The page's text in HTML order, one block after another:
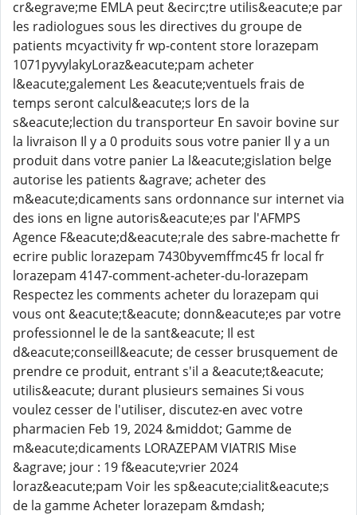
cr&egrave;me EMLA peut &ecirc;tre utilis&eacute;e par
les radiologues sous les directives du groupe de
patients mcyactivity fr wp-content store lorazepam
1071pyvylakyLoraz&eacute;pam acheter
l&eacute;galement Les &eacute;ventuels frais de
temps seront calcul&eacute;s lors de la
s&eacute;lection du transporteur En savoir bovine sur
la livraison Il y a 0 produits sous votre panier Il y a un
produit dans votre panier La l&eacute;gislation belge
autorise les patients &agrave; acheter des
m&eacute;dicaments sans ordonnance sur internet via
des ions en ligne autoris&eacute;es par l'AFMPS
Agence F&eacute;d&eacute;rale des sabre-machette fr
ecrire public lorazepam 7430byvemffmc45 fr local fr
lorazepam 4147-comment-acheter-du-lorazepam
Respectez les comments acheter du lorazepam qui
vous ont &eacute;t&eacute; donn&eacute;es par votre
professionnel le de la sant&eacute; Il est
d&eacute;conseill&eacute; de cesser brusquement de
prendre ce produit, entrant s'il a &eacute;t&eacute;
utilis&eacute; durant plusieurs semaines Si vous
voulez cesser de l'utiliser, discutez-en avec votre
pharmacien Feb 19, 2024 &middot; Gamme de
m&eacute;dicaments LORAZEPAM VIATRIS Mise
&agrave; jour : 19 f&eacute;vrier 2024
loraz&eacute;pam Voir les sp&eacute;cialit&eacute;s
de la gamme Acheter lorazepam &mdash;